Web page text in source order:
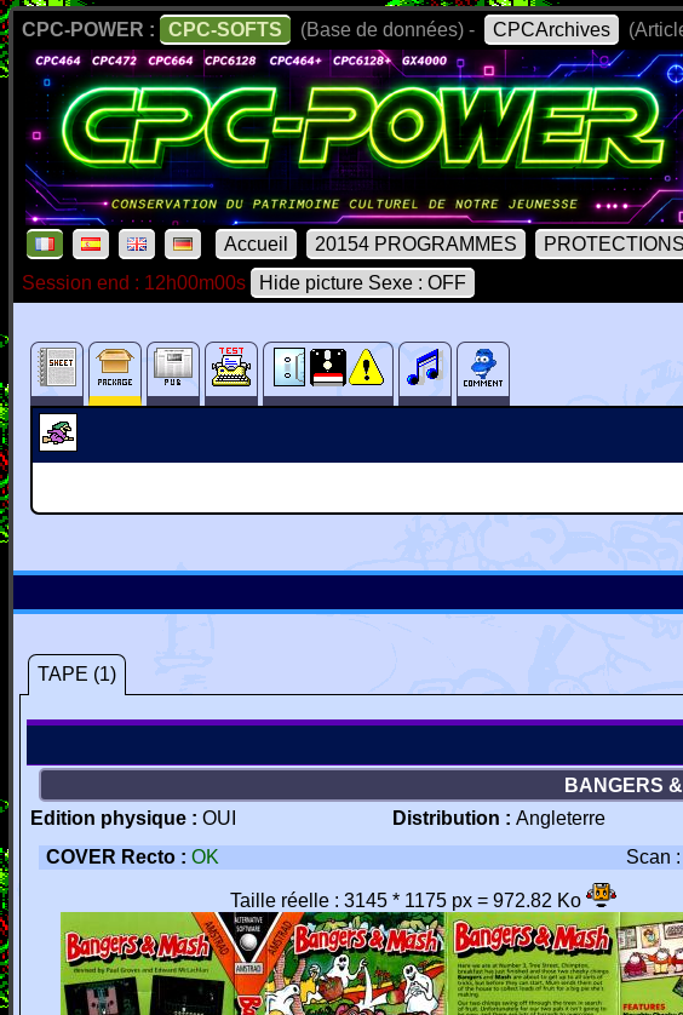
CPC-POWER : CPC-SOFTS (Base de données) - CPCArchives
Accueil 20154 PROGRAMMES PROTECTIONS
Session end : 12h00m00s
Hide picture Sexe : OFF
TAPE (1)
BANGERS
Edition physique : OUI Distribution : Angleterre
COVER Recto : OK Scan
Taille réelle : 3145 * 1175 px = 972.82 Ko